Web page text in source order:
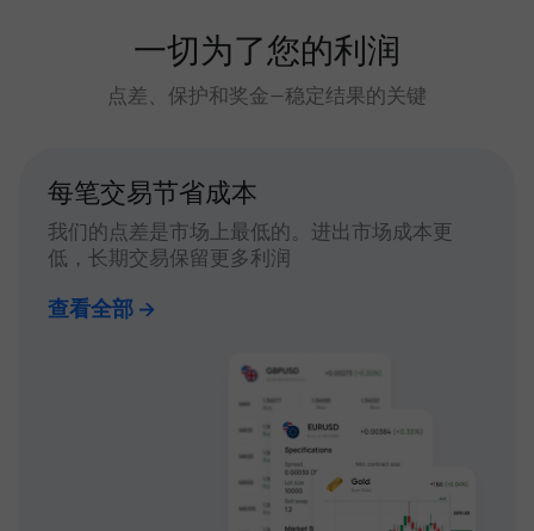
一切为了您的利润
点差、保护和奖金—稳定结果的关键
每笔交易节省成本
我们的点差是市场上最低的。进出市场成本更
低，长期交易保留更多利润
查看全部